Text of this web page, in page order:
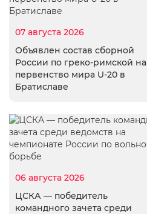
07 августа 2026
Объявлен состав сборной
России по греко-римской на
первенство мира U-20 в
Братиславе
06 августа 2026
ЦСКА — победитель
командного зачета среди